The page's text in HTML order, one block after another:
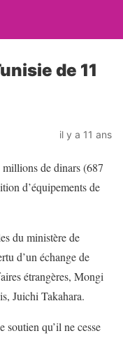
de 11
il y a 11 ans
de dinars (687
d’équipements de
du ministère de
d’un échange de
étrangères, Mongi
Juichi Takahara.
soutien qu’il ne cesse